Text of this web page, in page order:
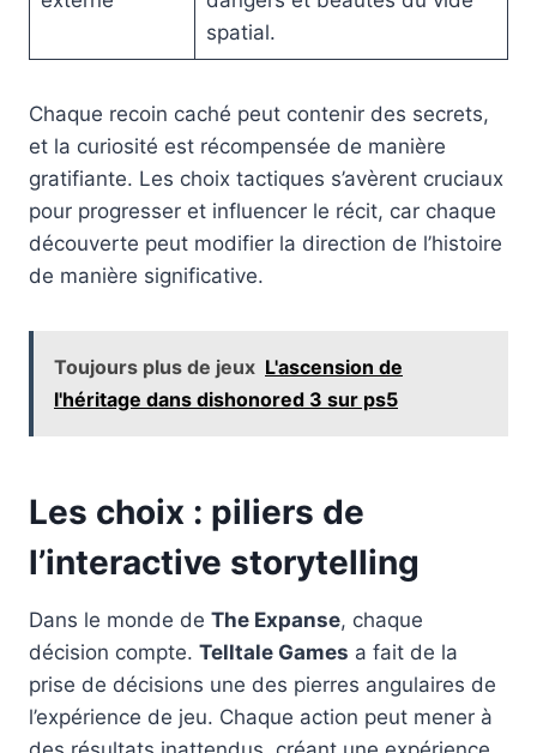
spatial.
Chaque recoin caché peut contenir des secrets,
et la curiosité est récompensée de manière
gratifiante. Les choix tactiques s’avèrent cruciaux
pour progresser et influencer le récit, car chaque
découverte peut modifier la direction de l’histoire
de manière significative.
Toujours plus de jeux L'ascension de
l'héritage dans dishonored 3 sur ps5
Les choix : piliers de
l’interactive storytelling
Dans le monde de The Expanse, chaque
décision compte. Telltale Games a fait de la
prise de décisions une des pierres angulaires de
l’expérience de jeu. Chaque action peut mener à